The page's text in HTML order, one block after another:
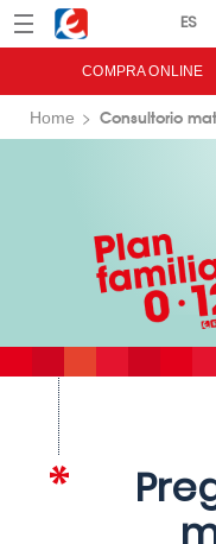
Menú Eroski
COMPRA ONLINE
Home Consultorio